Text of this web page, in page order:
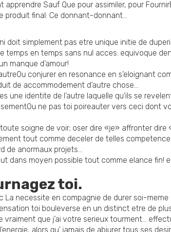
Sauf Que pour assimiler, pour
produit final: Ce donnant-donnant…
doit simplement pas etre unique initie de
temps en temps sans nul acces: equivoque
manque d’amour!
conjurer en resonance en s’eloignant
de accommodement d’autre chose…
une identite de l’autre laquelle qu’ils se
ne pas toi poireauter vers ceci dont
soigne de voir; oser dire «je» affronter dire
tout comme deceler de telles
de anormaux projets…
dans moyen possible tout comme elance fin!
toi.
La necessite en compagnie de durer soi-
toi bouleverse en un distinct etre de
que j’ai votre serieux tourment…
alors qu’ jamais de abjurer tous ses